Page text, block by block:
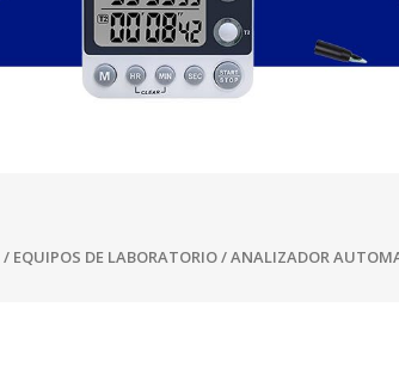
/ EQUIPOS DE LABORATORIO/ ANALIZADOR